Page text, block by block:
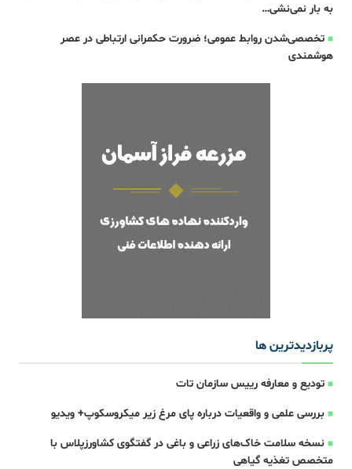
به بار نمی‌نشی…
تخصصی‌شدن روابط عمومی؛ ضرورت حکمرانی ارتباطی در عصر
هوشمندی
پربازدیدترین ها
تودیع و معارفه رییس سازمان تات
بررسی علمی و واقعیات درباره پای مرغ زیر میکروسکوپ+ ویدیو
نسخه سلامت خاک‌های زراعی و باغی در گفتگوی کشاورزپلاس با
متخصص تغذیه گیاهی